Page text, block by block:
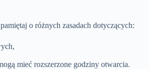
o różnych zasadach dotyczących:
mieć rozszerzone godziny otwarcia.